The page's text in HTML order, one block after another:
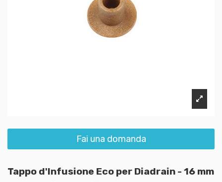
Fai una domanda
Tappo d'Infusione Eco per Diadrain - 16 mm